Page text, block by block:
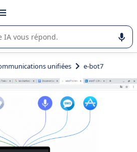
dans l'utilisation ou la sélection de
unifiées e-bot7